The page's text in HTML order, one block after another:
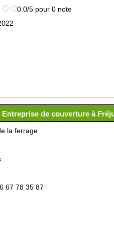
0.0/5 pour 0 note
de couverture à
la ferrage
67 78 35 87